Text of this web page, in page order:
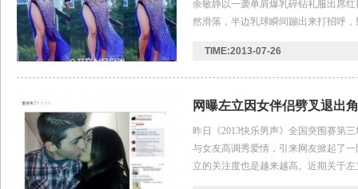
余敏静以一袭单肩爆乳碎钻礼服出席
然滑落，半边乳球瞬间蹦出来打招呼
TIME:2013-07-26
网曝左立因女伴侣劈叉退出
片
昨日《2013快乐男声》全国突围赛第
与女友高调秀爱情，引来网友掀起了
立的关注度也是越来越高。近期关于